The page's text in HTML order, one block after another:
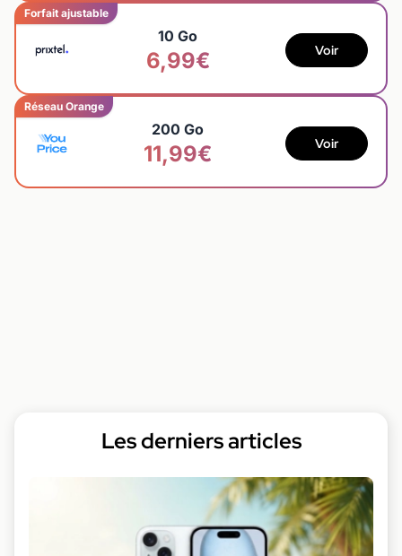
Forfait ajustable
10 Go
6,99€ Voir
Réseau Orange
200 Go
11,99€ Voir
Les derniers articles